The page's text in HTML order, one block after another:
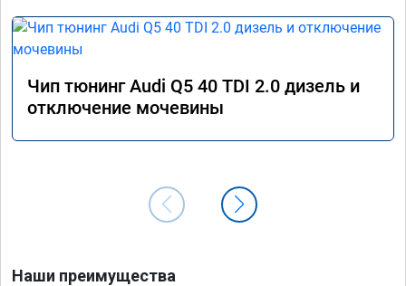
Чип тюнинг Audi Q5 40 TDI 2.0 дизель и
отключение мочевины
Наши преимущества